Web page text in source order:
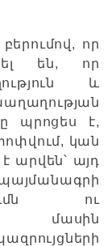
որ
են, որ
և
պրոցես է,
կան
արվեն՝ այդ
ու
մասին